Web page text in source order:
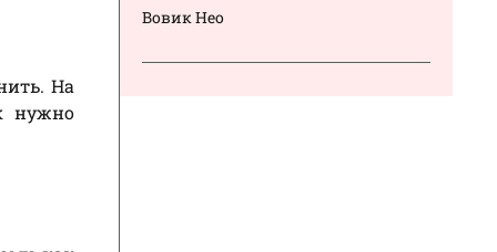
На
нужно
Вовик Нео